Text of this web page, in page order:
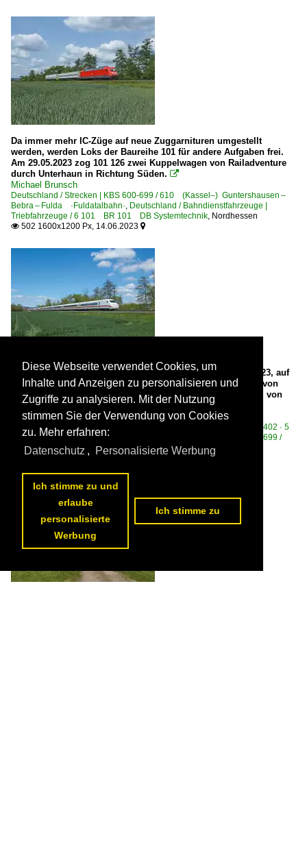
Da immer mehr IC-Züge auf neue Zuggarnituren umgestellt
werden, werden Loks der Baureihe 101 für andere Aufgaben frei.
Am 29.05.2023 zog 101 126 zwei Kuppelwagen von Railadventure
durch Unterhaun in Richtung Süden. 
Michael Brunsch
Deutschland / Strecken | KBS 600-699 / 610 (Kassel–) Guntershausen –
Bebra – Fulda ·Fuldatalbahn·, Deutschland / Bahndienstfahrzeuge |
Triebfahrzeuge / 6 101 BR 101 DB Systemtechnik, Nordhessen
 502 1600x1200 Px, 14.06.2023 
In geänderter Wagenreihung verkehrte ICE 537 am 30.04.2023, auf
dem Weg von Oldenburg nach München und hatte ICE 587 von
Hamburg-Altona nach München dabei. ICE 537 wurde dabei von
402 012 gebildet. 
Michael Brunsch
Deutschland / Elektrotriebzüge | 93 8x | ICE - IC / ICE 2 BR 402 · 5 402 · 5
805-808 Triebköpfe oder Züge
Deutschland / Strecken | KBS 600-699 /
610 (Kassel–) Guntershausen – Bebra – Fulda ·Fuldatalbahn·
Diese Webseite verwendet Cookies, um
Inhalte und Anzeigen zu personalisieren und
Zugriffe zu analysieren. Mit der Nutzung
stimmen Sie der Verwendung von Cookies
zu. Mehr erfahren:
Datenschutz , Personalisierte Werbung
Ich stimme zu und
erlaube
personalisierte
Werbung
Ich stimme zu